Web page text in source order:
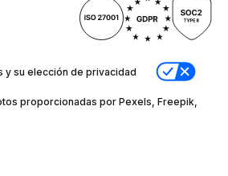
su elección de privacidad
proporcionadas por Pexels, Freepik,